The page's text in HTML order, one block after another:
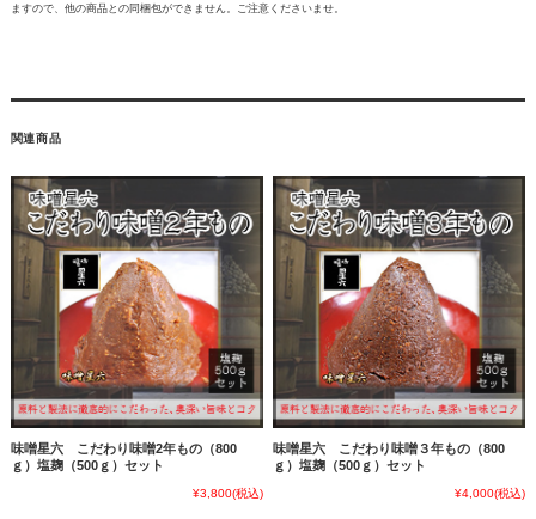
ますので、他の商品との同梱包ができません。ご注意くださいませ。
関連商品
味噌星六 こだわり味噌2年もの（800
ｇ）塩麹（500ｇ）セット
¥3,800(税込)
味噌星六 こだわり味噌３年もの（800
ｇ）塩麹（500ｇ）セット
¥4,000(税込)